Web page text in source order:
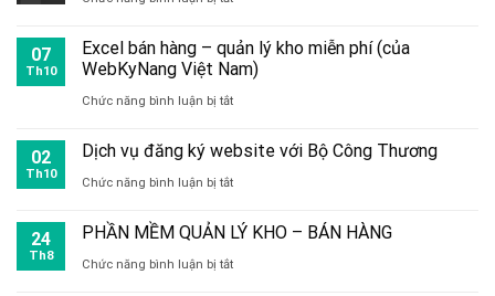
hàng
cho
phép
tặc
toàn
bộ
nút
liên
kế
Phan
Thiết
07
Th10
Excel bán hàng – quản lý kho miễn phí (của
WebKyNang Việt Nam)
Chức năng bình luận bị tắtở
bán
–
02
Th10
Dịch vụ đăng ký website với Bộ Công Thương
Chức năng bình luận bị tắtở
vụ
24
Th8
PHẦN MỀM QUẢN LÝ KHO – BÁN HÀNG
Chức năng bình luận bị tắtở